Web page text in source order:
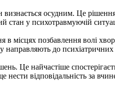
визнається осудним. Це
стан у психотравмуючій
місцях позбавлення волі
направляють до психіатричних
Це найчастіше
відповідальність за